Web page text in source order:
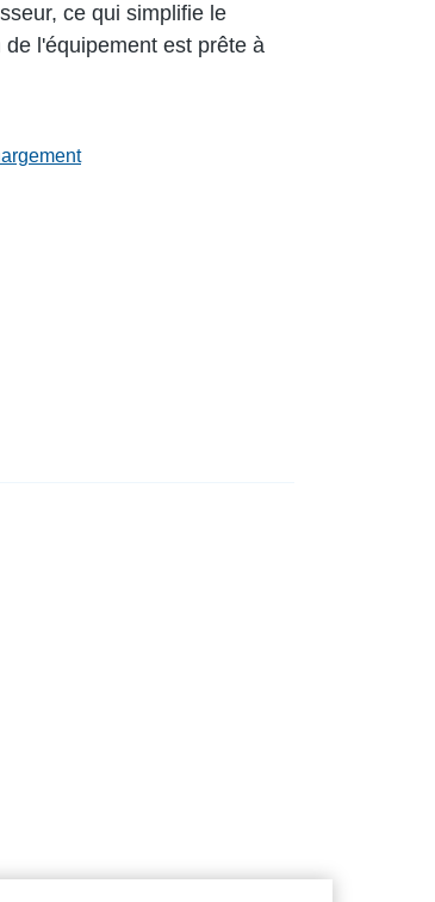
ce qui simplifie le
l'équipement est prête à